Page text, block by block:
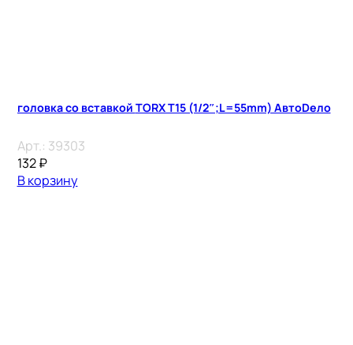
головка со вставкой TORX T15 (1/2″;L=55mm) АвтоDело
Арт.: 39303
132₽
В корзину